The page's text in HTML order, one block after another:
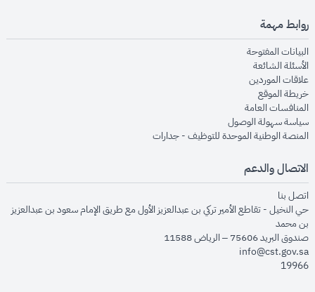
روابط مهمة
البيانات المفتوحةopens in new window
الأسئلة الشائعةopens in new window
علاقات الموردينopens in new window
خريطة الموقعopens in new window
المنافسات العامةopens in new window
سياسة سهولة الوصولopens in new window
المنصة الوطنية الموحدة للتوظيف - جداراتopens in new window
الاتصال والدعم
اتصل بنا
حي النخيل - تقاطع الأمير تركي بن عبدالعزيز الأول مع طريق الإمام سعود بن عبدالعزيز
بن محمد
صندوق البريد 75606 – الرياض 11588
info@cst.gov.sa
19966